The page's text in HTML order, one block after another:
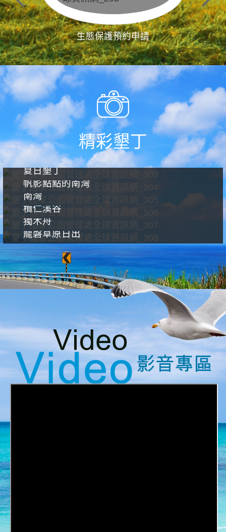
生態保護預約申請
精彩墾丁
夏日墾丁
帆影點點的南灣
南灣
欖仁溪谷
獨木舟
龍磐草原日出